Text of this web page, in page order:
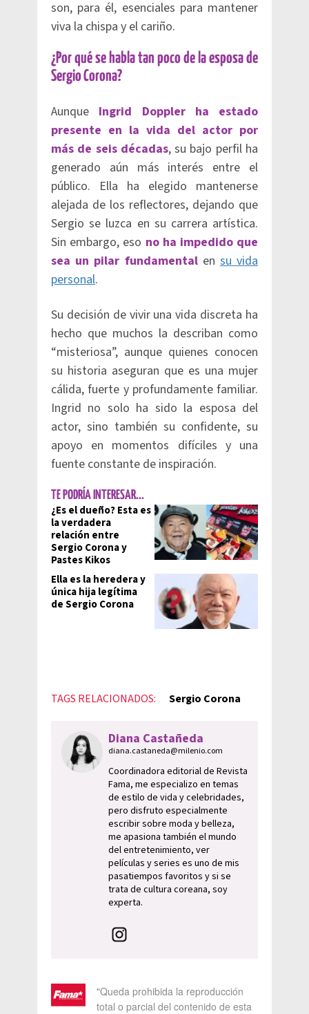
son, para él, esenciales para mantener
viva la chispa y el cariño.
¿Por qué se habla tan poco de la esposa de
Sergio Corona?
Aunque Ingrid Doppler ha estado
presente en la vida del actor por
más de seis décadas, su bajo perfil ha
generado aún más interés entre el
público. Ella ha elegido mantenerse
alejada de los reflectores, dejando que
Sergio se luzca en su carrera artística.
Sin embargo, eso no ha impedido que
sea un pilar fundamentalensu vida
personal.
Su decisión de vivir una vida discreta ha
hecho que muchos la describan como
“misteriosa”, aunque quienes conocen
su historia aseguran que es una mujer
cálida, fuerte y profundamente familiar.
Ingrid no solo ha sido la esposa del
actor, sino también su confidente, su
apoyo en momentos difíciles y una
fuente constante de inspiración.
TE PODRÍA INTERESAR...
¿Es el dueño? Esta es
la verdadera
relación entre
Sergio Corona y
Pastes Kikos
Ella es la heredera y
única hija legítima
de Sergio Corona
TAGS RELACIONADOS: Sergio Corona
Diana Castañeda
diana.castaneda@milenio.com
Coordinadora editorial de Revista
Fama, me especializo en temas
de estilo de vida y celebridades,
pero disfruto especialmente
escribir sobre moda y belleza,
me apasiona también el mundo
del entretenimiento, ver
películas y series es uno de mis
pasatiempos favoritos y si se
trata de cultura coreana, soy
experta.
"Queda prohibida la reproducción
total o parcial del contenido de esta